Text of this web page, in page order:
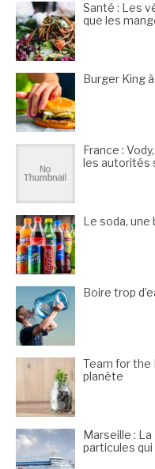
Santé : Les
que les
Burger King
France :
les autorités
Le soda,
Boire trop
Team for the
planète
Marseille :
particules